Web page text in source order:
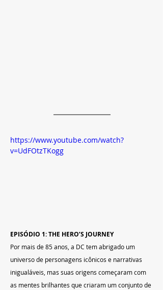
https://www.youtube.com/watch?
v=UdFOtzTKogg
EPISÓDIO 1: THE HERO’S JOURNEY
Por mais de 85 anos, a DC tem abrigado um
universo de personagens icônicos e narrativas
inigualáveis, mas suas origens começaram com
as mentes brilhantes que criaram um conjunto de